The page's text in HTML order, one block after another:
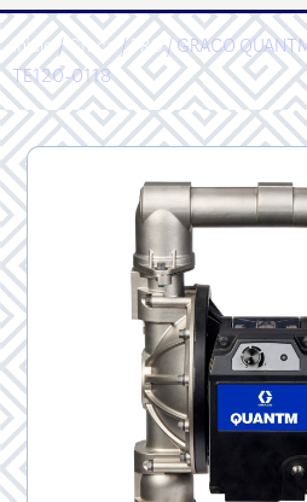
Inicio/Graco/PRO/ GRACO
TE120-0118